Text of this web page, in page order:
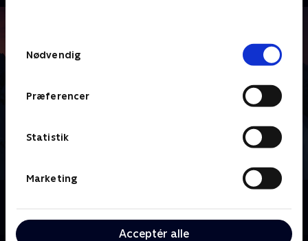
Nødvendig
Præferencer
Statistik
Marketing
Acceptér alle